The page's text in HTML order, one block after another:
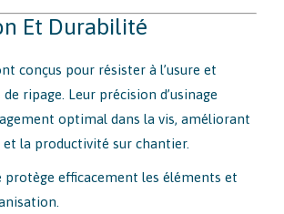
Et Durabilité
conçus pour résister à l’usure et
ripage. Leur précision d’usinage
optimal dans la vis, améliorant
la productivité sur chantier.
protège efficacement les éléments et